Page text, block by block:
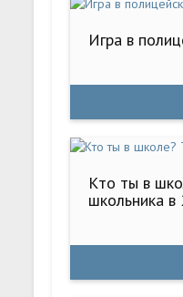
Игра в
Кто ты в
школьника в